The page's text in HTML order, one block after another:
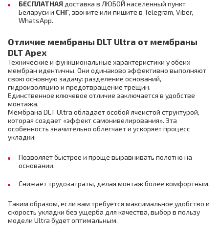
БЕСПЛАТНАЯ доставка в ЛЮБОЙ населенный пункт
Беларуси и СНГ, звоните или пишите в Telegram, Viber,
WhatsApp.
Отличие мембраны DLT Ultra от мембраны
DLT Apex
Технические и функциональные характеристики у обеих
мембран идентичны. Они одинаково эффективно выполняют
свою основную задачу: разделение оснований,
гидроизоляцию и предотвращение трещин.
Единственное ключевое отличие заключается в удобстве
монтажа.
Мембрана DLT Ultra обладает особой ячеистой структурой,
которая создает «эффект самонивелирования». Эта
особенность значительно облегчает и ускоряет процесс
укладки:
Позволяет быстрее и проще выравнивать полотно на
основании.
Снижает трудозатраты, делая монтаж более комфортным.
Таким образом, если вам требуется максимальное удобство и
скорость укладки без ущерба для качества, выбор в пользу
модели Ultra будет оптимальным.